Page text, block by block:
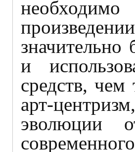
и
средств, чем
арт-
эволюции